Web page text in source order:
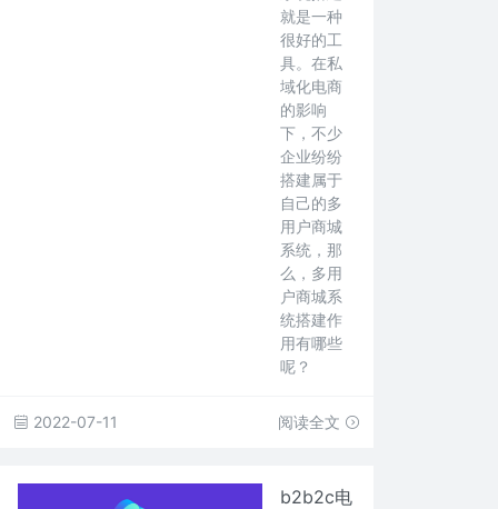
就是一种
很好的工
具。在私
域化电商
的影响
下，不少
企业纷纷
搭建属于
自己的多
用户商城
系统，那
么，多用
户商城系
统搭建作
用有哪些
呢？
2022-07-11 阅读全文
b2b2c电